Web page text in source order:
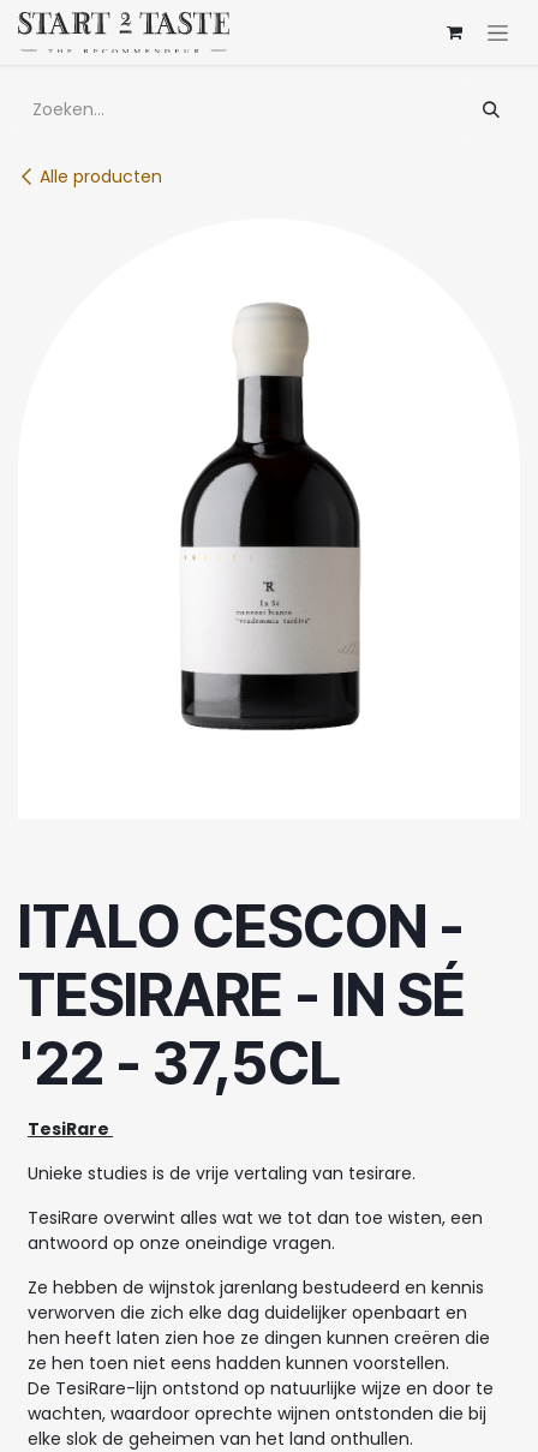
Overslaan naar inhoud
Alle producten
ITALO CESCON -
TESIRARE - IN SÉ
'22 - 37,5CL
TesiRare
Unieke studies is de vrije vertaling van tesirare.
TesiRare overwint alles wat we tot dan toe wisten, een
antwoord op onze oneindige vragen.
Ze hebben de wijnstok jarenlang bestudeerd en kennis
verworven die zich elke dag duidelijker openbaart en
hen heeft laten zien hoe ze dingen kunnen creëren die
ze hen toen niet eens hadden kunnen voorstellen.
De TesiRare-lijn ontstond op natuurlijke wijze en door te
wachten, waardoor oprechte wijnen ontstonden die bij
elke slok de geheimen van het land onthullen.